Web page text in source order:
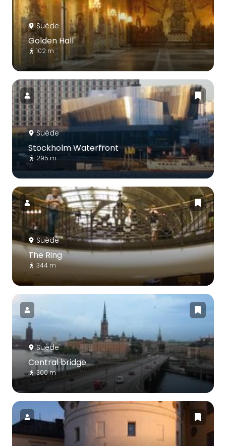
Suède
Golden Hall
102 m
Suède
Stockholm Waterfront
295 m
Suède
The Ring
344 m
Suède
Central bridge
300 m